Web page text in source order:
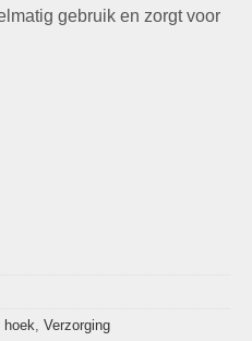
gebruik en zorgt voor
hoek, Verzorging